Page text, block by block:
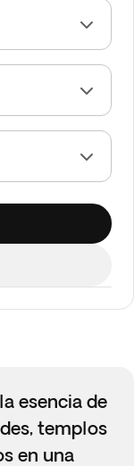
esencia de
templos
en una